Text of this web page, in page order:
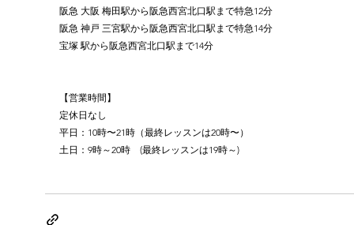
阪急 大阪 梅田駅から阪急西宮北口駅まで特急12分
阪急 神戸 三宮駅から阪急西宮北口駅まで特急14分
宝塚 駅から阪急西宮北口駅まで14分
【営業時間】
定休日なし
平日：10時〜21時（最終レッスンは20時〜）
土日：9時～20時　(最終レッスンは19時～)